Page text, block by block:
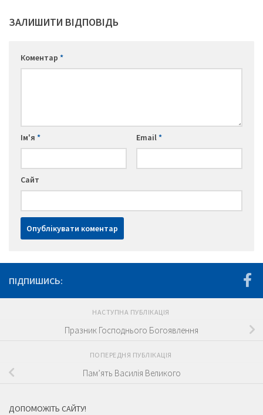
ЗАЛИШИТИ ВІДПОВІДЬ
Коментар *
Ім'я * Email*
Сайт
ПІДПИШИСЬ:
НАСТУПНА ПУБЛІКАЦІЯ
Празник Господнього Богоявлення
ПОПЕРЕДНЯ ПУБЛІКАЦІЯ
Пам’ять Василія Великого
ДОПОМОЖІТЬ САЙТУ!